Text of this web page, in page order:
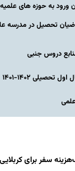
به حوزه های علمیه ١۴٠۵-١۴٠۴
تحصیل در مدرسه
دروس جنبی
تحصیلی ۱۴۰۲-۱۴۰۱
سفر برای